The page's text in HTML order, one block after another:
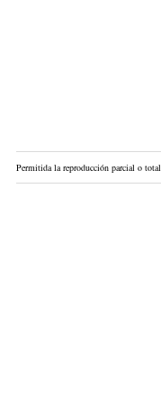
Permitida la reproducción parcial o